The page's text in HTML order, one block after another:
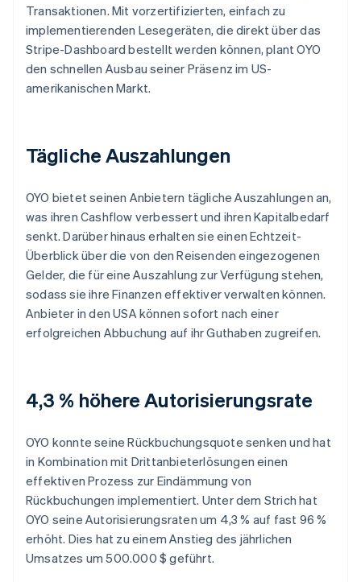
Transaktionen. Mit vorzertifizierten, einfach zu
implementierenden Lesegeräten, die direkt über das
Stripe-Dashboard bestellt werden können, plant OYO
den schnellen Ausbau seiner Präsenz im US-
amerikanischen Markt.
Tägliche Auszahlungen
OYO bietet seinen Anbietern tägliche Auszahlungen an,
was ihren Cashflow verbessert und ihren Kapitalbedarf
senkt. Darüber hinaus erhalten sie einen Echtzeit-
Überblick über die von den Reisenden eingezogenen
Gelder, die für eine Auszahlung zur Verfügung stehen,
sodass sie ihre Finanzen effektiver verwalten können.
Anbieter in den USA können sofort nach einer
erfolgreichen Abbuchung auf ihr Guthaben zugreifen.
4,3 % höhere Autorisierungsrate
OYO konnte seine Rückbuchungsquote senken und hat
in Kombination mit Drittanbieterlösungen einen
effektiven Prozess zur Eindämmung von
Rückbuchungen implementiert. Unter dem Strich hat
OYO seine Autorisierungsraten um 4,3 % auf fast 96 %
erhöht. Dies hat zu einem Anstieg des jährlichen
Umsatzes um 500.000 $ geführt.